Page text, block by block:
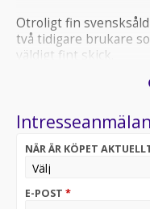
Otroligt fin
två tidigare brukare
väldigt fint skick.
• Finansiering med 0
• Möjlighet till 0 %
oberoende
• Vi tar gärna din bil i
• Hemleverans i hela
Intresseanmälan
NÄR ÄR KÖPET
E-POST *